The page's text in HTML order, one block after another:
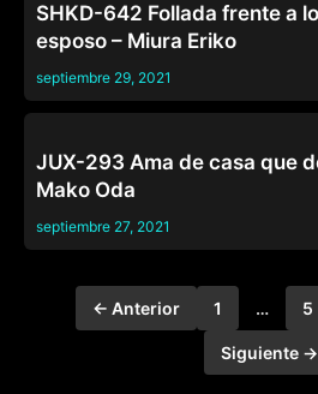
SHKD-642 Follada frente a
esposo – Miura Eriko
septiembre 29, 2021
JUX-293 Ama de casa que
Mako Oda
septiembre 27, 2021
← Anterior 1 … 5
Siguiente →